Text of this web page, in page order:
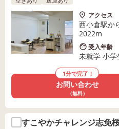
アクセス
西小倉駅か
2022m
受入年齢
未就学 小
1分で完了！
お問い合わせ
（無料）
すこやかチャレンジ志免